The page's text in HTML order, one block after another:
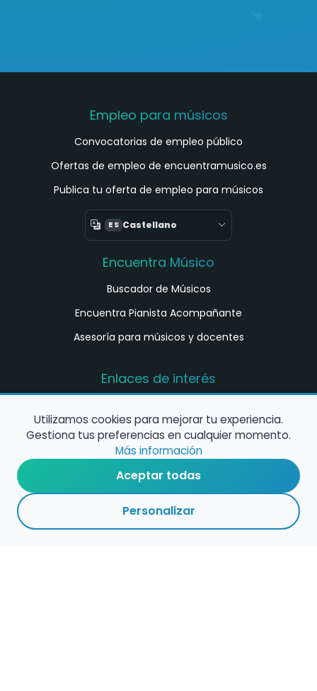
Empleo para músicos
Convocatorias de empleo público
Ofertas de empleo de encuentramusico.es
Publica tu oferta de empleo para músicos
ES Castellano
Encuentra Músico
Buscador de Músicos
Encuentra Pianista Acompañante
Asesoría para músicos y docentes
Enlaces de interés
música en España
Configura alertas de empleo
Contacta con nosotros
Utilizamos cookies para mejorar tu experiencia.
Gestiona tus preferencias en cualquier momento.
Más información
Aceptar todas
Personalizar